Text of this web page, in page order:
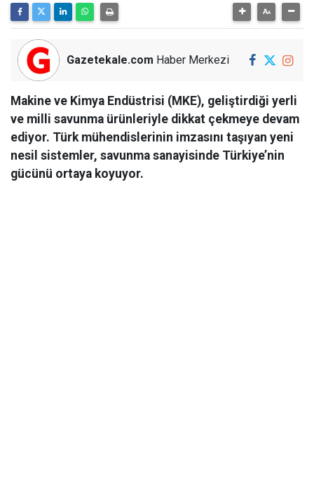
Gazetekale.com Haber Merkezi
Makine ve Kimya Endüstrisi (MKE), geliştirdiği yerli
ve milli savunma ürünleriyle dikkat çekmeye devam
ediyor. Türk mühendislerinin imzasını taşıyan yeni
nesil sistemler, savunma sanayisinde Türkiye’nin
gücünü ortaya koyuyor.